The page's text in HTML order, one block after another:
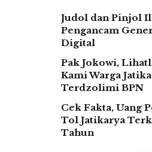
Judol dan Pinjol
Pengancam
Digital
Pak Jokowi,
Kami Warga
Terdzolimi BPN
Cek Fakta, Uang
Tol Jatikarya
Tahun